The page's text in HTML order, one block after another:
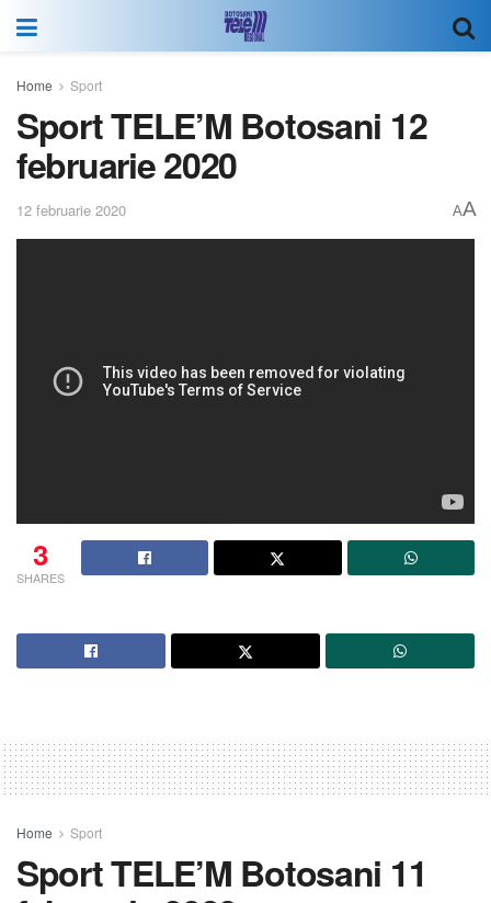
Home Sport
Sport TELE’M Botosani 12
februarie 2020
12 februarie 2020 AA
3
SHARES
Home Sport
Sport TELE’M Botosani 11